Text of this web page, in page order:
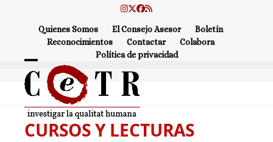
Instagram
Twitter
Facebook
RSS
Quienes Somos El Consejo Asesor
Boletín
Reconocimientos
Contactar
Colabora
Política de privacidad
Open
mobile
menu
Close
mobile
menu
CURSOS Y LECTURAS